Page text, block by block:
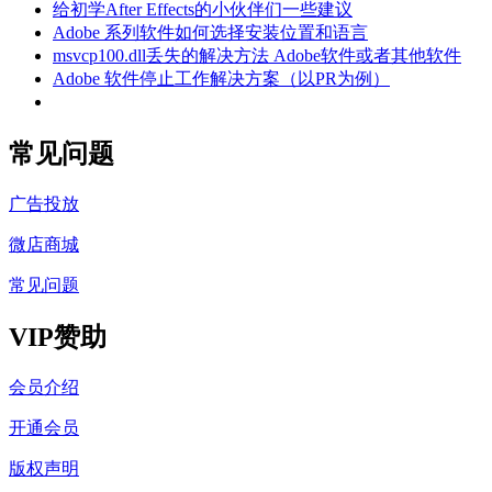
给初学After Effects的小伙伴们一些建议
Adobe 系列软件如何选择安装位置和语言
msvcp100.dll丢失的解决方法 Adobe软件或者其他软件
Adobe 软件停止工作解决方案（以PR为例）
常见问题
广告投放
微店商城
常见问题
VIP赞助
会员介绍
开通会员
版权声明